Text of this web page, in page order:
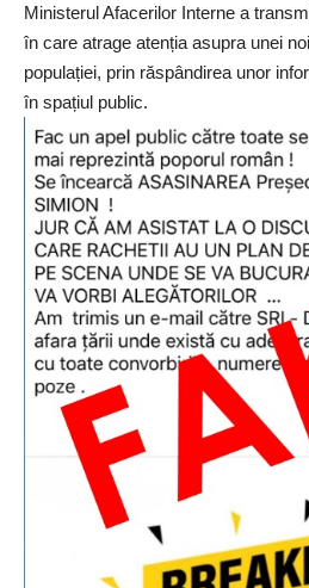
Ministerul Afacerilor Interne a
în care atrage atenția asupra unei
populației, prin răspândirea unor
în spațiul public.